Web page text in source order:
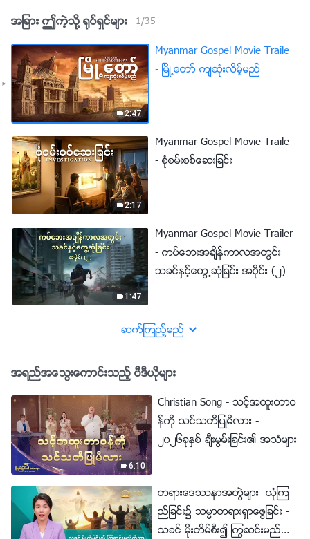
အျခား ဤကဲ့သို႔ ႐ုပ္ရွင္မ်ား 1/35
2:47
Myanmar Gospel Movie Traile
- ၿမိဳ႕ေတာ္ က်ဆုံးလိမ့္မည္
2:17
Myanmar Gospel Movie Traile
- စုံစမ္းစစ္ေဆးျခင္း
1:47
Myanmar Gospel Movie Trailer
- ကပ္ေဘးအခ်ိန္ကာလအတြင္း
သခင္ႏွင့္ေတြ႕ဆုံျခင္း အပိုင္း (၂)
ဆက္ၾကည့္မည္
အရည္အေသြးေကာင္းသည့္ ဗီဒီယိုမ်ား
6:10
Christian Song - သင့္အထူးတာဝ
န္ကို သင္သတိျပဳမိလား -
၂၀၂၆ခုႏွစ္ ခ်ီးမြမ္းျခင္း၏ အသံမ်ား
တရားေဒႆနာအတြဲမ်ား- ယုံၾက
ည္ျခင္း၌ သမၼာတရားရွာေဖြျခင္း -
သခင္ မိုးတိမ္စီး၍ ႂကြဆင္းမည္ကို